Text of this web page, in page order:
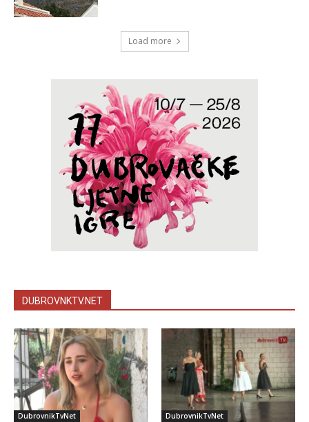
Load more
DUBROVNKTV.NET
DubrovnikTvNet DubrovnikTvNet